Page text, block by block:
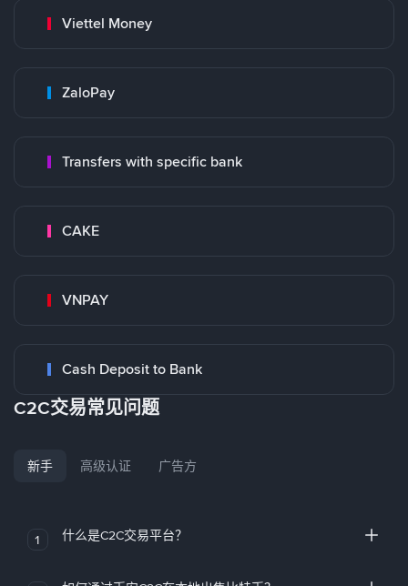
Viettel Money
ZaloPay
Transfers with specific bank
CAKE
VNPAY
Cash Deposit to Bank
C2C交易常见问题
新手 高级认证 广告方
1 什么是C2C交易平台？